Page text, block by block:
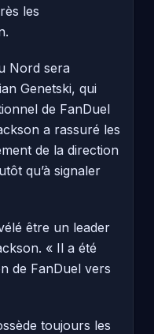
les
Nord sera
Genetski, qui
de FanDuel
a rassuré les
de la direction
qu’à signaler
être un leader
« Il a été
de FanDuel vers
toujours les